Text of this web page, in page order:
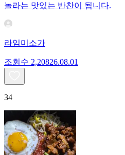
놀라는 맛있는 반찬이 됩니다.
라임미소가
조회수 2,20826.08.01
34